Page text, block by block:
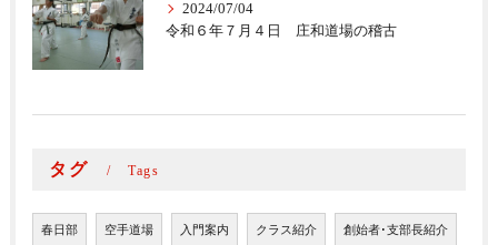
2024/07/04
令和６年７月４日 庄和道場の稽古
タグ Tags
春日部 空手道場 入門案内 クラス紹介 創始者･支部長紹介